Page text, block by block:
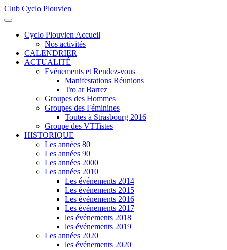
Club Cyclo Plouvien
Cyclo Plouvien Accueil
Nos activités
CALENDRIER
ACTUALITÉ
Evénements et Rendez-vous
Manifestations Réunions
Tro ar Barrez
Groupes des Hommes
Groupes des Féminines
Toutes à Strasbourg 2016
Groupe des VTTistes
HISTORIQUE
Les années 80
Les années 90
Les années 2000
Les années 2010
Les événements 2014
Les événements 2015
Les événements 2016
Les événements 2017
les événements 2018
les événements 2019
Les années 2020
les événements 2020
précédente
précédent
suivante
suivant